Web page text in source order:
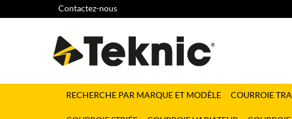
Contactez-nous
RECHERCHE PAR MARQUE ET MODÈLE COURROIE